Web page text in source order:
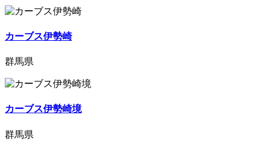
カーブス伊勢崎
群馬県
カーブス伊勢崎境
群馬県